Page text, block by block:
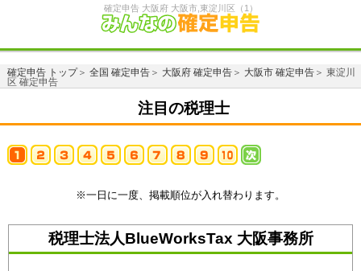
確定申告 大阪府 大阪市,東淀川区（1）
確定申告 トップ＞ 全国 確定申告＞ 大阪府 確定申告＞ 大阪市 確定申告＞ 東淀川
区 確定申告
注目の税理士
※一日に一度、掲載順位が入れ替わります。
税理士法人BlueWorksTax 大阪事務所